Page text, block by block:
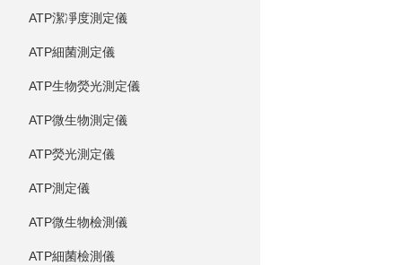
ATP潔凈度測定儀
ATP細菌測定儀
ATP生物熒光測定儀
ATP微生物測定儀
ATP熒光測定儀
ATP測定儀
ATP微生物檢測儀
ATP細菌檢測儀